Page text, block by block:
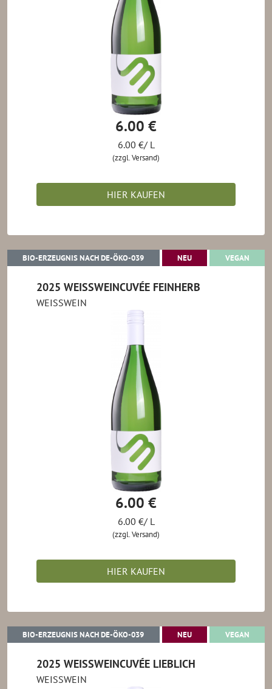
6.00 €
6.00 €/ L
(zzgl. Versand)
HIER KAUFEN
BIO-ERZEUGNIS NACH DE-ÖKO-039BIO-ERZEUGNIS NACH DE-ÖKO-039
NEUNEU VEGAN
2025 WEISSWEINCUVÉE FEINHERB
WEISSWEIN
6.00 €
6.00 €/ L
(zzgl. Versand)
HIER KAUFEN
BIO-ERZEUGNIS NACH DE-ÖKO-039BIO-ERZEUGNIS NACH DE-ÖKO-039
NEUNEU VEGAN
2025 WEISSWEINCUVÉE LIEBLICH
WEISSWEIN